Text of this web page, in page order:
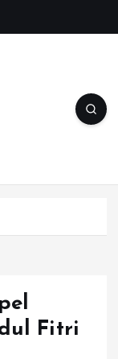
Fitri